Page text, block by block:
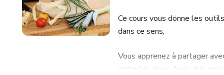
Ce cours vous donne les
dans ce sens,
Vous apprenez à partager
entre les deux. Avec des